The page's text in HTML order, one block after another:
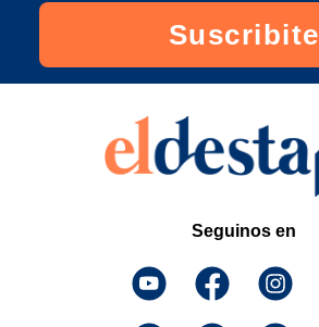
Suscribite
Seguinos en